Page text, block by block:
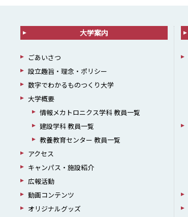
大学案内
ごあいさつ
設立趣旨・理念・ポリシー
数字でわかるものつくり大学
大学概要
情報メカトロニクス学科 教員一覧
建設学科 教員一覧
教養教育センター 教員一覧
アクセス
キャンパス・施設紹介
広報活動
動画コンテンツ
オリジナルグッズ